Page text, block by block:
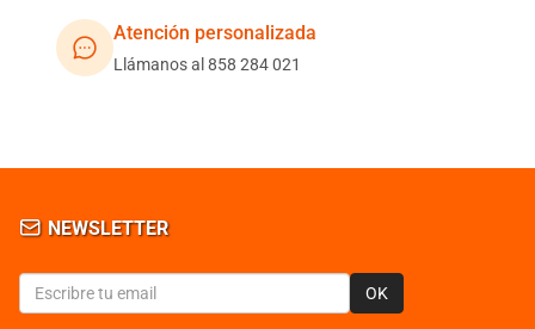
Atención personalizada
Llámanos al 858 284 021
NEWSLETTER
OK